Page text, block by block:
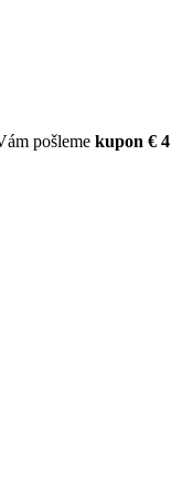
pošleme kupon € 4